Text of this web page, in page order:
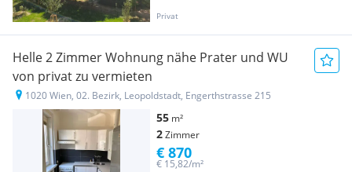
Privat
Helle 2 Zimmer Wohnung nähe Prater und WU
von privat zu vermieten
1020 Wien, 02. Bezirk, Leopoldstadt, Engerthstrasse 215
55 m²
2Zimmer
€ 15,82/m²
€ 870